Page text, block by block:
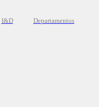
I&D Departamentos